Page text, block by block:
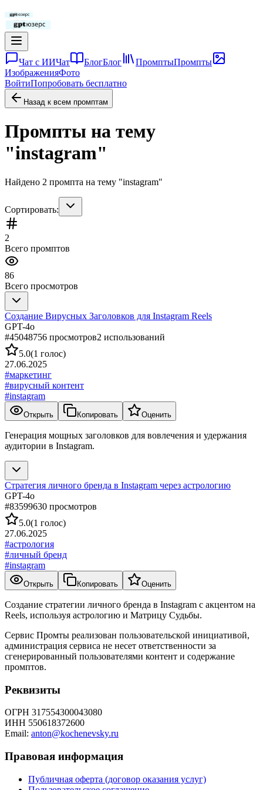
Чат с ИИЧат БлогБлог ПромптыПромпты
ИзображенияФото
ВойтиПопробовать бесплатно
Назад к всем промптам
Промпты на тему
"instagram"
Найдено 2 промпта на тему "instagram"
Сортировать:
2
Всего промптов
86
Всего просмотров
Создание Вирусных Заголовков для Instagram Reels
GPT-4o
#45048756 просмотров2 использований
5.0(1 голос)
27.06.2025
#маркетинг
#вирусный контент
#instagram
Открыть Копировать Оценить
Генерация мощных заголовков для вовлечения и удержания
аудитории в Instagram.
Стратегия личного бренда в Instagram через астрологию
GPT-4o
#83599630 просмотров
5.0(1 голос)
27.06.2025
#астрология
#личный бренд
#instagram
Открыть Копировать Оценить
Создание стратегии личного бренда в Instagram с акцентом на
Reels, используя астрологию и Матрицу Судьбы.
Сервис Промты реализован пользовательской инициативой,
администрация сервиса не несет ответственности за
сгенерированный пользователями контент и содержание
промптов.
Реквизиты
ОГРН 317554300043080
ИНН 550618372600
Email: anton@kochenevsky.ru
Правовая информация
Публичная оферта (договор оказания услуг)